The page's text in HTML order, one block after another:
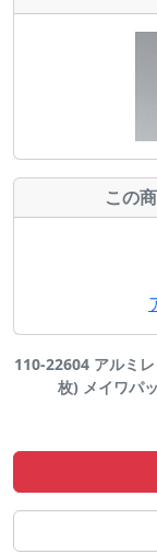
この
110-22604 アルミ
枚) メイワパ